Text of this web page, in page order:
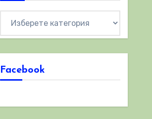
Facebook